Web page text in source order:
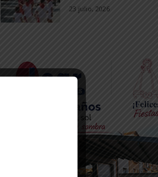
23 julio, 2026